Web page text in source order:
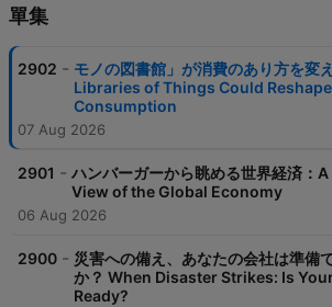
單集
2902 - モノの図書館」が消費のあり方を変
Libraries of Things Could Reshape
Consumption
07 Aug 2026
2901 - ハンバーガーから眺める世界経済：
View of the Global Economy
06 Aug 2026
2900 - 災害への備え、あなたの会社は準備
か？ When Disaster Strikes: Is
Ready?